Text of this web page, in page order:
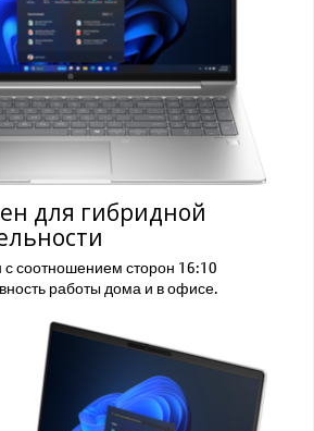
для гибридной
соотношением сторон 16:10
работы дома и в офисе.